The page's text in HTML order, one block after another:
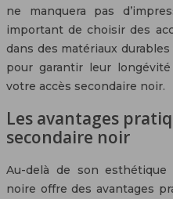
ne manquera pas
important de choisir des
dans des matériaux
pour garantir leur
votre accès secondaire noir.
Les avantages
secondaire noir
Au-delà de son
noire offre des avantages